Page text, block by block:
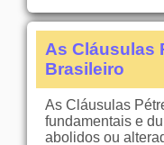
As Cláusulas
Brasileiro
As Cláusulas
fundamentais e
abolidos ou